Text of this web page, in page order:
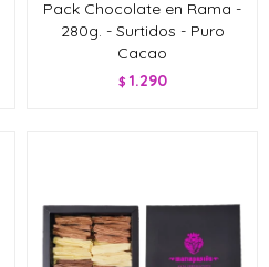
Pack Chocolate en Rama -
280g. - Surtidos - Puro
Cacao
$ 1.290